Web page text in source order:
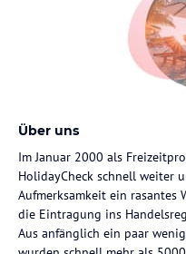
Über uns
Im Januar 2000 als
HolidayCheck schnell weiter
Aufmerksamkeit ein rasantes
die Eintragung ins
Aus anfänglich ein paar